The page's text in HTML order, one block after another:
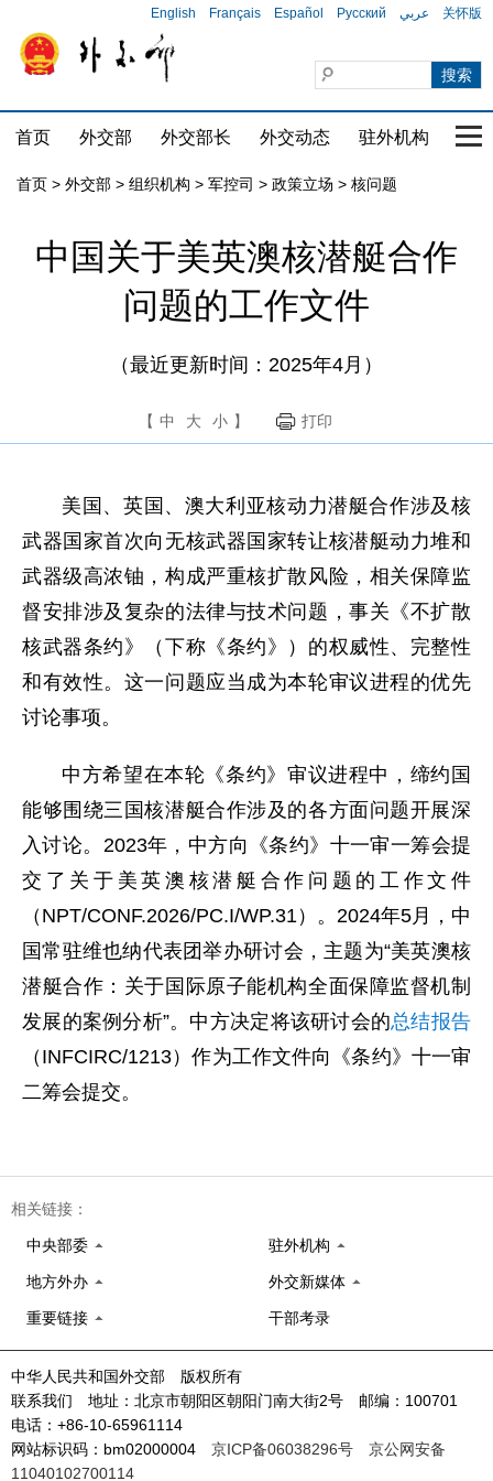
English Français Español Русский عربي 关怀版
首页 外交部 外交部长 外交动态 驻外机构 国
首页 > 外交部 > 组织机构 > 军控司 > 政策立场 > 核问题
中国关于美英澳核潜艇合作
问题的工作文件
（最近更新时间：2025年4月）
【 中 大 小 】 打印
美国、英国、澳大利亚核动力潜艇合作涉及核
武器国家首次向无核武器国家转让核潜艇动力堆和
武器级高浓铀，构成严重核扩散风险，相关保障监
督安排涉及复杂的法律与技术问题，事关《不扩散
核武器条约》（下称《条约》）的权威性、完整性
和有效性。这一问题应当成为本轮审议进程的优先
讨论事项。
中方希望在本轮《条约》审议进程中，缔约国
能够围绕三国核潜艇合作涉及的各方面问题开展深
入讨论。2023年，中方向《条约》十一审一筹会提
交了关于美英澳核潜艇合作问题的工作文件
（NPT/CONF.2026/PC.I/WP.31）。2024年5月，中
国常驻维也纳代表团举办研讨会，主题为“美英澳核
潜艇合作：关于国际原子能机构全面保障监督机制
发展的案例分析”。中方决定将该研讨会的总结报告
（INFCIRC/1213）作为工作文件向《条约》十一审
二筹会提交。
相关链接：
中央部委 驻外机构
地方外办 外交新媒体
重要链接 干部考录
中华人民共和国外交部 版权所有
联系我们 地址：北京市朝阳区朝阳门南大街2号 邮编：100701
电话：+86-10-65961114
网站标识码：bm02000004 京ICP备06038296号
京公网安备
11040102700114